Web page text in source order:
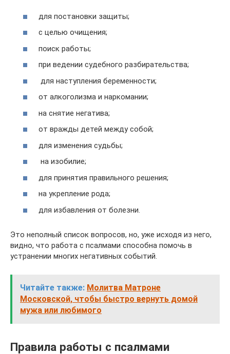
для постановки защиты;
с целью очищения;
поиск работы;
при ведении судебного разбирательства;
для наступления беременности;
от алкоголизма и наркомании;
на снятие негатива;
от вражды детей между собой;
для изменения судьбы;
на изобилие;
для принятия правильного решения;
на укрепление рода;
для избавления от болезни.
Это неполный список вопросов, но, уже исходя из него,
видно, что работа с псалмами способна помочь в
устранении многих негативных событий.
Читайте также: Молитва Матроне
Московской, чтобы быстро вернуть домой
мужа или любимого
Правила работы с псалмами